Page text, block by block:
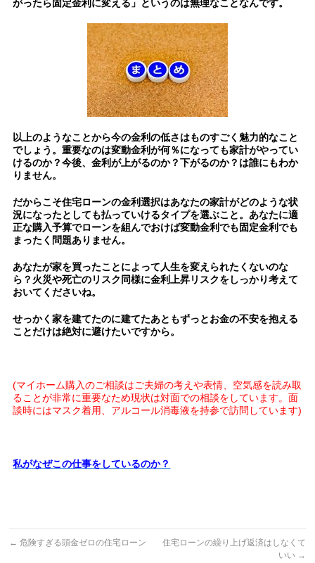
がったら固定金利に変える」というのは無理なことなんです。
以上のようなことから今の金利の低さはものすごく魅力的なこと
でしょう。重要なのは変動金利が何％になっても家計がやってい
けるのか？今後、金利が上がるのか？下がるのか？は誰にもわか
りません。
だからこそ住宅ローンの金利選択はあなたの家計がどのような状
況になったとしても払っていけるタイプを選ぶこと。あなたに適
正な購入予算でローンを組んでおけば変動金利でも固定金利でも
まったく問題ありません。
あなたが家を買ったことによって 人生を変えられたくないのな
ら？火災や死亡のリスク同様に金利上昇リスクをしっかり考えて
おいてくださいね。
せっかく家を建てたのに建てたあともずっとお金の不安を抱える
ことだけは絶対に避けたいですから。
(マイホーム購入のご相談はご夫婦の考えや表情、空気感を読み取
ることが非常に重要なため現状は対面での相談をしています。面
談時にはマスク着用、アルコール消毒液を持参で訪問しています)
私がなぜこの仕事をしているのか？
← 危険すぎる頭金ゼロの住宅ローン
住宅ローンの繰り上げ返済はしなくて
いい →